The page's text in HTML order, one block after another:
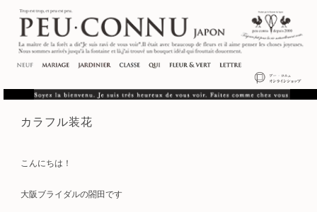
カラフル装花
こんにちは！
大阪ブライダルの閤田です